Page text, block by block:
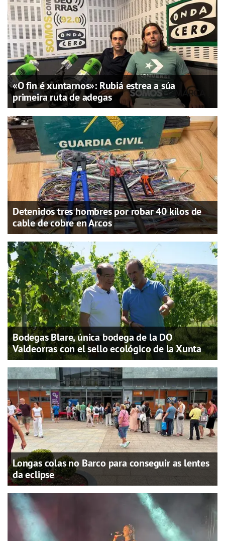
«O fin é xuntarnos»: Rubiá estrea a súa
primeira ruta de adegas
Detenidos tres hombres por robar 40 kilos de
cable de cobre en Arcos
Bodegas Blare, única bodega de la DO
Valdeorras con el sello ecológico de la Xunta
Longas colas no Barco para conseguir as lentes
da eclipse